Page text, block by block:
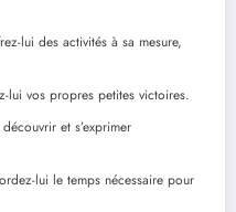
lui des activités à sa mesure,
lui vos propres petites victoires.
et s’exprimer
lui le temps nécessaire pour